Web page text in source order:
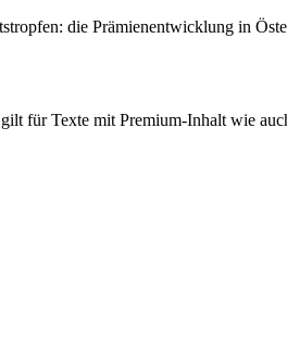
die Prämienentwicklung in
für Texte mit Premium-Inhalt wie